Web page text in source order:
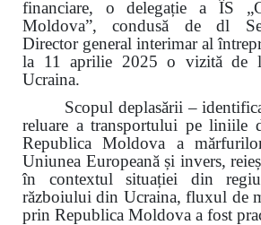
financiare, o delegație a ÎS
Moldova”, condusă de dl
Director general interimar al
la 11 aprilie 2025 o vizită de
Ucraina.
Scopul deplasării –
reluare a transportului pe liniile
Republica Moldova a
Uniunea Europeană și invers,
în contextul situației din
războiului din Ucraina, fluxul de
prin Republica Moldova a fost